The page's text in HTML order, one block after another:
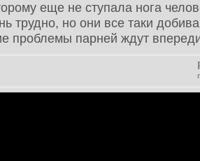
еще не ступала нога
трудно, но они все таки
проблемы парней ждут